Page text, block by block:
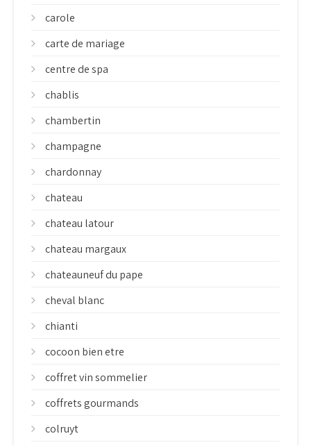
carole
carte de mariage
centre de spa
chablis
chambertin
champagne
chardonnay
chateau
chateau latour
chateau margaux
chateauneuf du pape
cheval blanc
chianti
cocoon bien etre
coffret vin sommelier
coffrets gourmands
colruyt